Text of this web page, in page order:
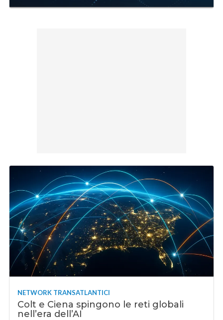
NETWORK TRANSATLANTICI
Colt e Ciena spingono le reti globali
nell’era dell’AI